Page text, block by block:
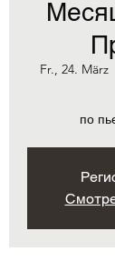
Fr., 24. März
по